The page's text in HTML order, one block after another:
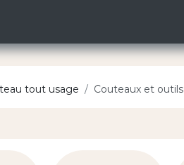
Couteaux et outils
tout usage